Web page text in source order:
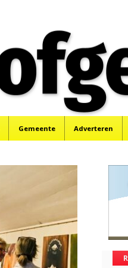
Gemeente Adverteren